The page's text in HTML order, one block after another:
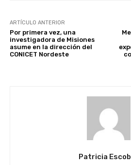
ARTÍCULO ANTERIOR
Por primera vez, una
investigadora de Misiones
asume en la dirección del
CONICET Nordeste
Patricia